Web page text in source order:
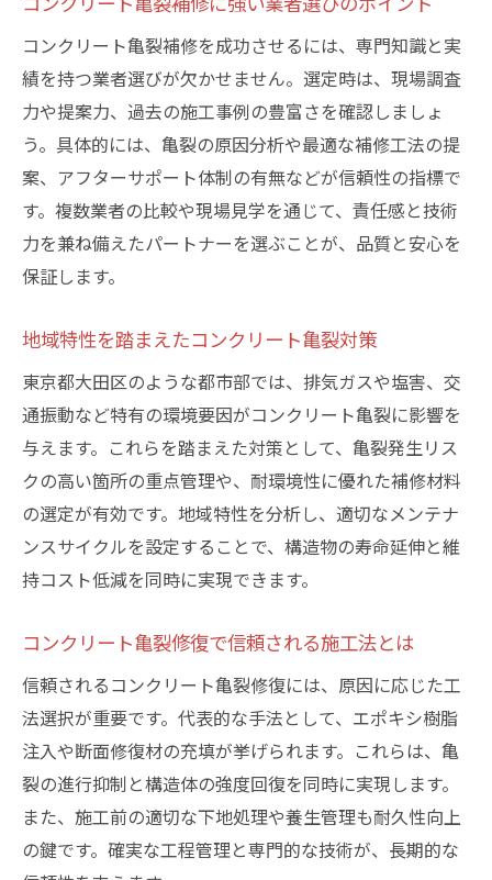
コンクリート亀裂補修を成功させるには、専門知識と実
績を持つ業者選びが欠かせません。選定時は、現場調査
力や提案力、過去の施工事例の豊富さを確認しましょ
う。具体的には、亀裂の原因分析や最適な補修工法の提
案、アフターサポート体制の有無などが信頼性の指標で
す。複数業者の比較や現場見学を通じて、責任感と技術
力を兼ね備えたパートナーを選ぶことが、品質と安心を
保証します。
地域特性を踏まえたコンクリート亀裂対策
東京都大田区のような都市部では、排気ガスや塩害、交
通振動など特有の環境要因がコンクリート亀裂に影響を
与えます。これらを踏まえた対策として、亀裂発生リス
クの高い箇所の重点管理や、耐環境性に優れた補修材料
の選定が有効です。地域特性を分析し、適切なメンテナ
ンスサイクルを設定することで、構造物の寿命延伸と維
持コスト低減を同時に実現できます。
コンクリート亀裂修復で信頼される施工法とは
信頼されるコンクリート亀裂修復には、原因に応じた工
法選択が重要です。代表的な手法として、エポキシ樹脂
注入や断面修復材の充填が挙げられます。これらは、亀
裂の進行抑制と構造体の強度回復を同時に実現します。
また、施工前の適切な下地処理や養生管理も耐久性向上
の鍵です。確実な工程管理と専門的な技術が、長期的な